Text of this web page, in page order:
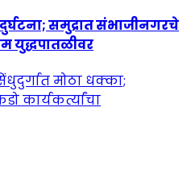
समुद्रात संभाजीनगरचे
युद्धपातळीवर